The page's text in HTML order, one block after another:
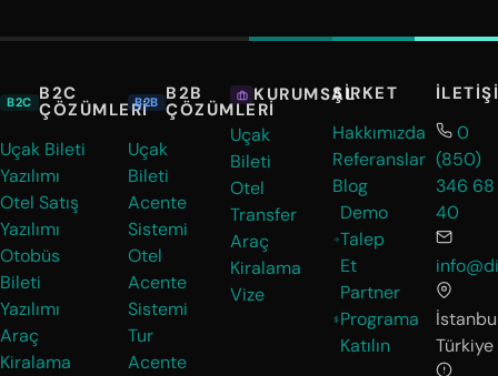
B2C B2C
ÇÖZÜMLERI
Uçak Bileti
Yazılımı
Otel Satış
Yazılımı
Otobüs
Bileti
Yazılımı
Araç
Kiralama
B2B B2B
ÇÖZÜMLERI
Uçak
Bileti
Acente
Sistemi
Otel
Acente
Sistemi
Tur
Acente
KURUMSAL
Uçak
Bileti
Otel
Transfer
Araç
Kiralama
Vize
ŞIRKET
Hakkımızda
Referanslar
Blog
Demo
Talep
Et
Partner
Programa
Katılın
0
(850)
346 68
40
Türkiye